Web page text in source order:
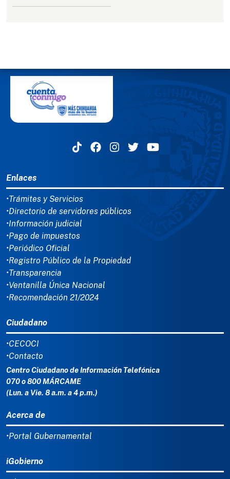
Enlaces
•Trámites y Servicios
•Directorio de servidores públicos
•Información judicial
•Pago de impuestos
•Periódico Oficial
•Registro Público de la Propiedad
•Transparencia
•Ventanilla Única Nacional
•Recomendación 21/2024
Ciudadano
•CECOCI
•Contacto
Centro Ciudadano de Información Telefónica
070 o 800 MÁRCAME
(Lun. a Vie. 8 a.m. a 4 p.m.)
Acerca de
•Portal Gubernamental
iGobierno